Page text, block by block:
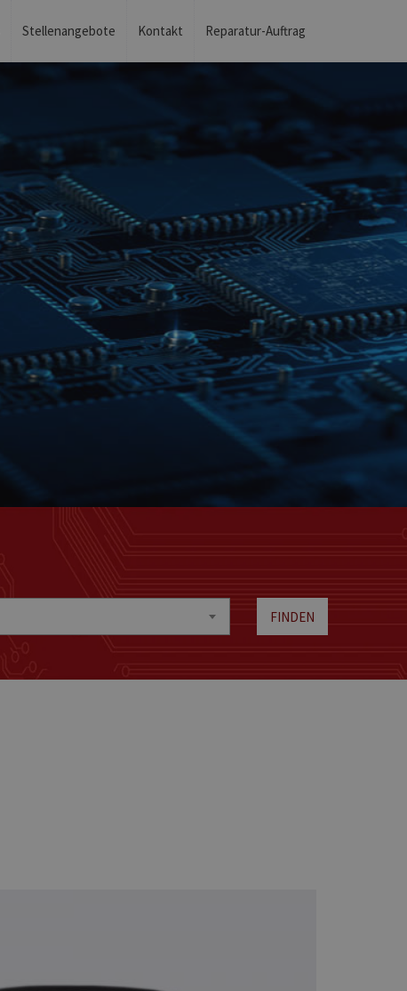
Stellenangebote Kontakt Reparatur-Auftrag
FINDEN